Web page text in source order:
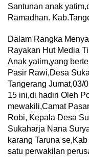
Santunan anak
Ramadhan.
Dalam Rangka
Rayakan Hut Media
Anak yatim,yang
Pasir Rawi,Desa
Tangerang Jumat,03/
15 ini,di hadiri Oleh
mewakili,Camat
Robi, Kepala Desa
Sukaharja Nana
karang Taruna
satu perwakilan